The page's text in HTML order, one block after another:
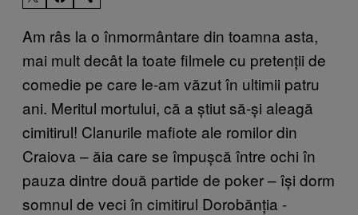
Am râs la o înmormântare din toamna asta,
mai mult decât la toate filmele cu pretenții de
comedie pe care le-am văzut în ultimii patru
ani. Meritul mortului, că a știut să-și aleagă
cimitirul! Clanurile mafiote ale romilor din
Craiova – ăia care se împușcă între ochi în
pauza dintre două partide de poker – își dorm
somnul de veci în cimitirul Dorobănția -